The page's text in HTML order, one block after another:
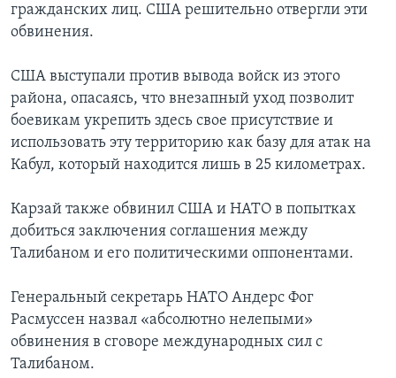
гражданских лиц. США решительно отвергли эти
обвинения.
США выступали против вывода войск из этого
района, опасаясь, что внезапный уход позволит
боевикам укрепить здесь свое присутствие и
использовать эту территорию как базу для атак на
Кабул, который находится лишь в 25 километрах.
Карзай также обвинил США и НАТО в попытках
добиться заключения соглашения между
Талибаном и его политическими оппонентами.
Генеральный секретарь НАТО Андерс Фог
Расмуссен назвал «абсолютно нелепыми»
обвинения в сговоре международных сил с
Талибаном.